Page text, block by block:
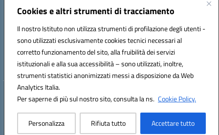
Cookies e altri strumenti di tracciamento
Il nostro Istituto non utilizza strumenti di profilazione degli utenti -
sono utilizzati esclusivamente cookies tecnici necessari al
corretto funzionamento del sito, alla fruibilità dei servizi
istituzionali e alla sua accessibilità – sono utilizzati, inoltre,
strumenti statistici anonimizzati messi a disposizione da Web
Analytics Italia.
Per saperne di più sul nostro sito, consulta la ns. Cookie Policy.
Personalizza Rifiuta tutto Accettare tutto
06121126825
LICEO DELLE SCIENZE UMANE "P.L. NERVI" SEGNI - Telefono:
Mail: RMIS099002@istruzione.it - PEC: RMIS099002@pec.istruzione.it
Codice meccanografico: RMIS099002
Codice fiscale: 95036960581
Hosting & Powered by 3D Solution S.r.l.
Concept & Design by Designers Italia